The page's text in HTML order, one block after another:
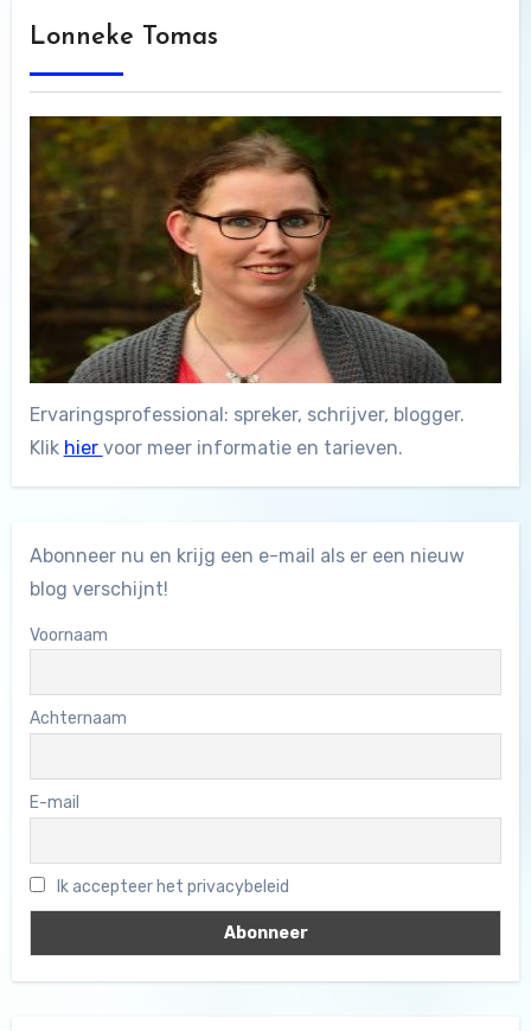
Lonneke Tomas
Ervaringsprofessional: spreker, schrijver, blogger.
Klik hier voor meer informatie en tarieven.
Abonneer nu en krijg een e-mail als er een nieuw
blog verschijnt!
Voornaam
Achternaam
E-mail
Ik accepteer het privacybeleid